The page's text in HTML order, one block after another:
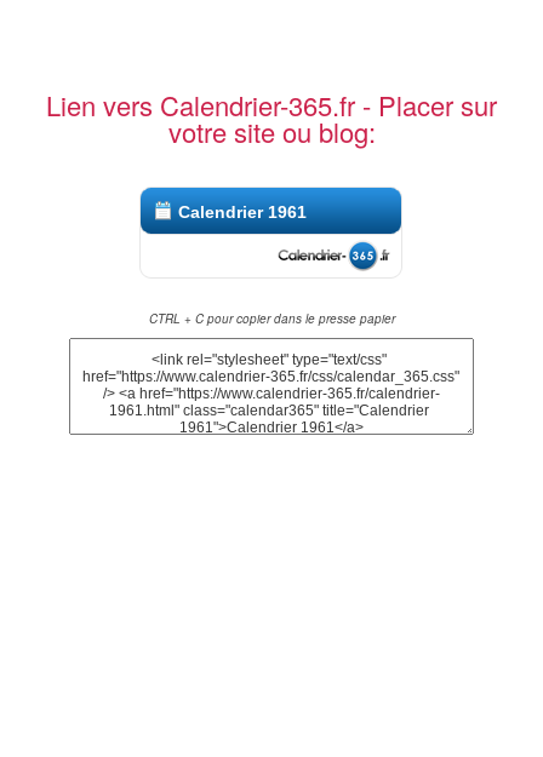
Lien vers Calendrier-365.fr - Placer sur
votre site ou blog:
Calendrier 1961
CTRL + C pour copier dans le presse papier